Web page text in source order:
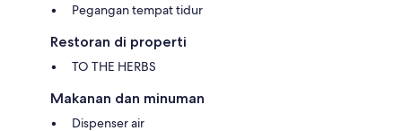
Pegangan tempat tidur
Restoran di properti
TO THE HERBS
Makanan dan minuman
Dispenser air